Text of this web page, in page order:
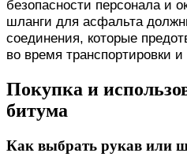
безопасности персонала и
шланги для асфальта
соединения, которые
во время транспортировки и
Покупка и
битума
Как выбрать рукав или